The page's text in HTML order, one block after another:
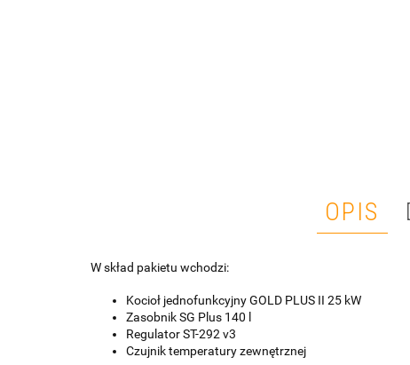
OPIS
W skład pakietu wchodzi:
Kocioł jednofunkcyjny GOLD PLUS II 25 kW
Zasobnik SG Plus 140 l
Regulator ST-292 v3
Czujnik temperatury zewnętrznej